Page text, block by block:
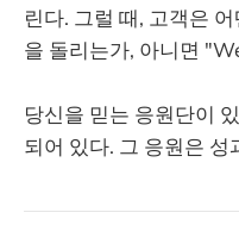
린다. 그럴 때, 고객은
을 돌리는가, 아니면
당신을 믿는 응원단이
되어 있다. 그 응원은 성